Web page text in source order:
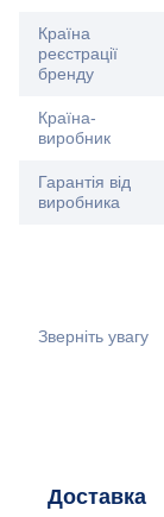
Країна
реєстрації
бренду
Країна-
виробник
Гарантія від
виробника
Зверніть увагу
Доставка